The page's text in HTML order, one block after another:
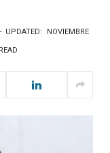
UPDATED: NOVIEMBRE